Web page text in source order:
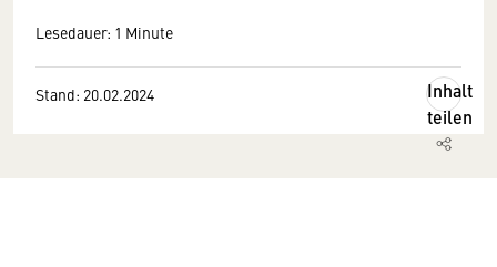
Lesedauer: 1 Minute
Stand: 20.02.2024
Inhalt
teilen